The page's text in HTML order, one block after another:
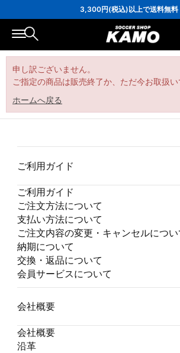
3,300円(税込)以上で送料無料
ポイント還元率5％！プレミア会
会員の方にはお誕生月に「10％OFFクーポ
16,000円(税込)以上でシューズケースプ
3,300円(税込)以上で送料無料
申し訳ございません。
ご指定の商品は販売終了か、ただ今お取扱い
ホームへ戻る
ご利用ガイド
ご利用ガイド
ご注文方法について
支払い方法について
ご注文内容の変更・キャンセルについ
納期について
交換・返品について
会員サービスについて
会社概要
会社概要
沿革